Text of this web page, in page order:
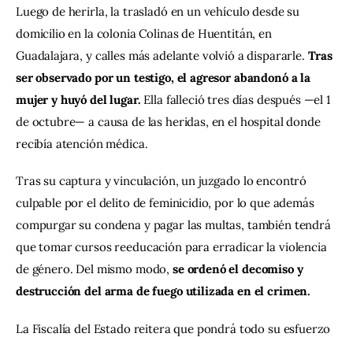
Luego de herirla, la trasladó en un vehículo desde su
domicilio en la colonia Colinas de Huentitán, en
Guadalajara, y calles más adelante volvió a dispararle. Tras
ser observado por un testigo, el agresor abandonó a la
mujer y huyó del lugar. Ella falleció tres días después —el 1
de octubre— a causa de las heridas, en el hospital donde
recibía atención médica.
Tras su captura y vinculación, un juzgado lo encontró
culpable por el delito de feminicidio, por lo que además
compurgar su condena y pagar las multas, también tendrá
que tomar cursos reeducación para erradicar la violencia
de género. Del mismo modo, se ordenó el decomiso y
destrucción del arma de fuego utilizada en el crimen.
La Fiscalía del Estado reitera que pondrá todo su esfuerzo